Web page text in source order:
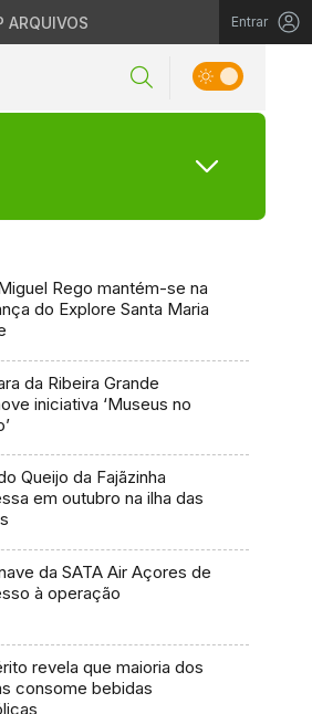
ARQUIVOS Entrar
Rego mantém-se na
do Explore Santa Maria
da Ribeira Grande
iniciativa ‘Museus no
Queijo da Fajãzinha
em outubro na ilha das
da SATA Air Açores de
à operação
revela que maioria dos
consome bebidas